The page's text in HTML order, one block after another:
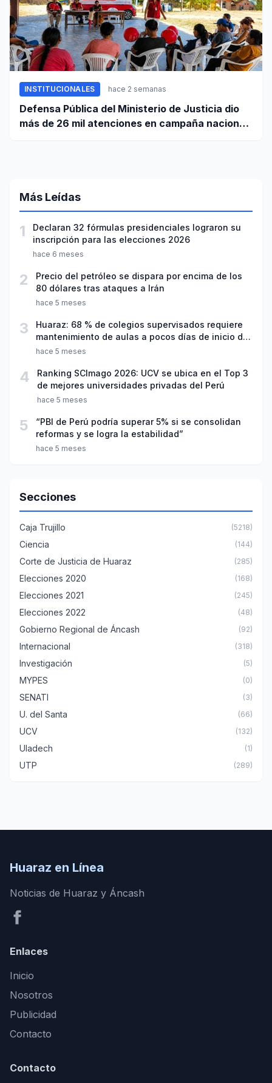
INSTITUCIONALES hace 2 semanas
Defensa Pública del Ministerio de Justicia dio
más de 26 mil atenciones en campaña nacional
Más Leídas
1
Declaran 32 fórmulas presidenciales lograron su
inscripción para las elecciones 2026
hace 6 meses
2
Precio del petróleo se dispara por encima de los
80 dólares tras ataques a Irán
hace 5 meses
3
Huaraz: 68 % de colegios supervisados requiere
mantenimiento de aulas a pocos días de inicio del
año escolar 2026
hace 5 meses
4
Ranking SCImago 2026: UCV se ubica en el Top 3
de mejores universidades privadas del Perú
hace 5 meses
5
“PBI de Perú podría superar 5% si se consolidan
reformas y se logra la estabilidad”
hace 5 meses
Secciones
Caja Trujillo (5218)
Ciencia (144)
Corte de Justicia de Huaraz (285)
Elecciones 2020 (168)
Elecciones 2021 (245)
Elecciones 2022 (48)
Gobierno Regional de Áncash (92)
Internacional (318)
Investigación (5)
MYPES (0)
SENATI (3)
U. del Santa (66)
UCV (132)
Uladech (1)
UTP (289)
Huaraz en Línea
Noticias de Huaraz y Áncash
Enlaces
Inicio
Nosotros
Publicidad
Contacto
Contacto